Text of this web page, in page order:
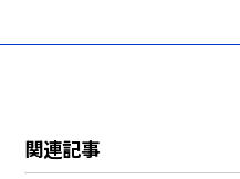
関連記事